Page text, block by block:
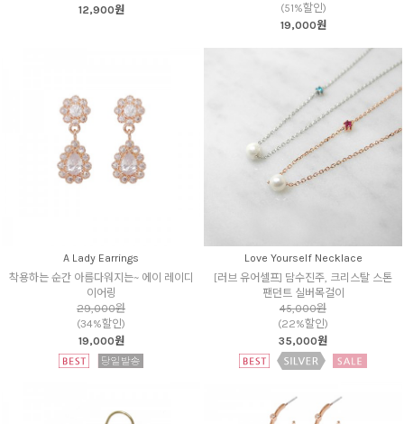
12,900원
(51%할인)
19,000원
A Lady Earrings
착용하는 순간 아름다워지는~ 에이 레이디
이어링
29,000원
(34%할인)
19,000원
Love Yourself Necklace
[러브 유어셀프] 담수진주, 크리스탈 스톤
팬던트 실버목걸이
45,000원
(22%할인)
35,000원